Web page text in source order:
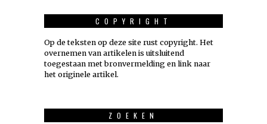
COPYRIGHT
Op de teksten op deze site rust copyright. Het
overnemen van artikelen is uitsluitend
toegestaan met bronvermelding en link naar
het originele artikel.
ZOEKEN